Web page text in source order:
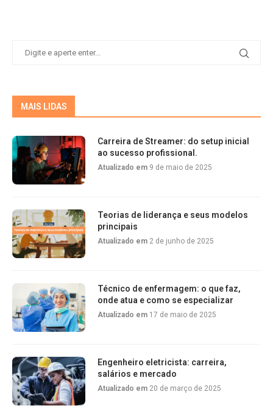
MAIS LIDAS
Carreira de Streamer: do setup inicial
ao sucesso profissional.
Atualizado em 9 de maio de 2025
Teorias de liderança e seus modelos
principais
Atualizado em 2 de junho de 2025
Técnico de enfermagem: o que faz,
onde atua e como se especializar
Atualizado em 17 de maio de 2025
Engenheiro eletricista: carreira,
salários e mercado
Atualizado em 20 de março de 2025